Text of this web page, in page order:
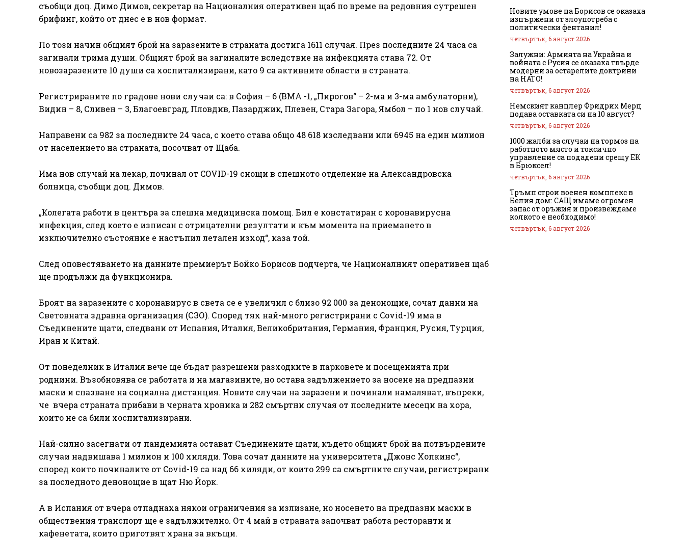
съобщи доц. Димо Димов, секретар на Националния оперативен щаб по време на редовния сутрешен
брифинг, който от днес е в нов формат.
По този начин общият брой на заразените в страната достига 1611 случая. През последните 24 часа са
загинали трима души. Общият брой на загиналите вследствие на инфекцията става 72. От
новозаразените 10 души са хоспитализирани, като 9 са активните области в страната.
Регистрираните по градове нови случаи са: в София – 6 (ВМА -1, „Пирогов“ – 2-ма и 3-ма амбулаторни),
Видин – 8, Сливен – 3, Благоевград, Пловдив, Пазарджик, Плевен, Стара Загора, Ямбол – по 1 нов случай.
Направени са 982 за последните 24 часа, с което става общо 48 618 изследвани или 6945 на един милион
от населението на страната, посочват от Щаба.
Има нов случай на лекар, починал от COVID-19 снощи в спешното отделение на Александровска
болница, съобщи доц. Димов.
„Колегата работи в центъра за спешна медицинска помощ. Бил е констатиран с коронавирусна
инфекция, след което е изписан с отрицателни резултати и към момента на приемането в
изключително състояние е настъпил летален изход“, каза той.
След оповестяването на данните премиерът Бойко Борисов подчерта, че Националният оперативен щаб
ще продължи да функционира.
Броят на заразените с коронавирус в света се е увеличил с близо 92 000 за денонощие, сочат данни на
Световната здравна организация (СЗО). Според тях най-много регистрирани с Covid-19 има в
Съединените щати, следвани от Испания, Италия, Великобритания, Германия, Франция, Русия, Турция,
Иран и Китай.
От понеделник в Италия вече ще бъдат разрешени разходките в парковете и посещенията при
роднини. Възобновява се работата и на магазините, но остава задължението за носене на предпазни
маски и спазване на социална дистанция. Новите случаи на заразени и починали намаляват, въпреки,
че вчера страната прибави в черната хроника и 282 смъртни случая от последните месеци на хора,
които не са били хоспитализирани.
Най-силно засегнати от пандемията остават Съединените щати, където общият брой на потвърдените
случаи надвишава 1 милион и 100 хиляди. Това сочат данните на университета „Джонс Хопкинс“,
според които починалите от Covid-19 са над 66 хиляди, от които 299 са смъртните случаи, регистрирани
за последното денонощие в щат Ню Йорк.
А в Испания от вчера отпаднаха някои ограничения за излизане, но носенето на предпазни маски в
обществения транспорт ще е задължително. От 4 май в страната започват работа ресторанти и
кафенетата, които приготвят храна за вкъщи.
Новите умове на Борисов се оказаха
изпържени от злоупотреба с
политически фентанил!
четвъртък, 6 август 2026
Залужни: Армията на Украйна и
войната с Русия се оказаха твърде
модерни за остарелите доктрини
на НАТО!
четвъртък, 6 август 2026
Немският канцлер Фридрих Мерц
подава оставката си на 10 август?
четвъртък, 6 август 2026
1000 жалби за случаи на тормоз на
работното място и токсично
управление са подадени срещу ЕК
в Брюксел!
четвъртък, 6 август 2026
Тръмп строи военен комплекс в
Белия дом: САЩ имаме огромен
запас от оръжия и произвеждаме
колкото е необходимо!
четвъртък, 6 август 2026